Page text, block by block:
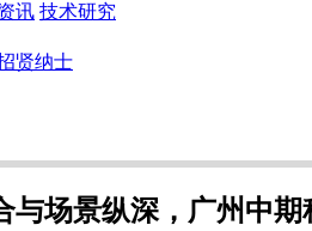
讯 技术研究
贤纳士
与场景纵深，广州中